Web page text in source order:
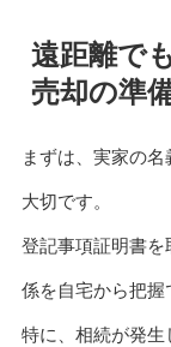
遠距離で
売却の準
まずは、実家の
大切です。
登記事項証明書
係を自宅から把握
特に、相続が発